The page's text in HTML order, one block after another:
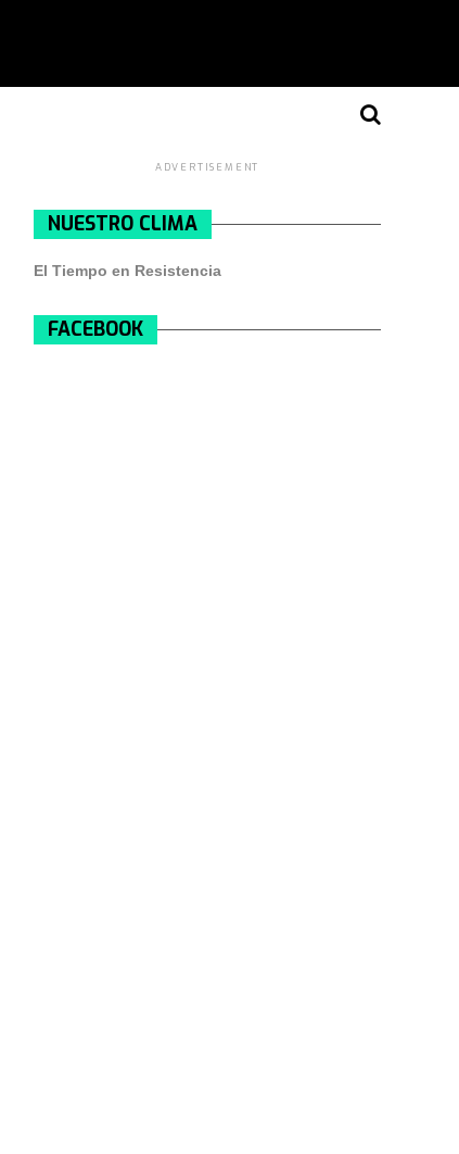
ADVERTISEMENT
NUESTRO CLIMA
El Tiempo en Resistencia
FACEBOOK